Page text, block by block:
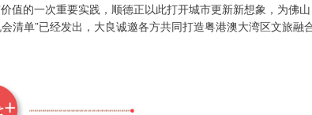
值的一次重要实践，顺德正以此打开城市更新新想象，为佛山
清单”已经发出，大良诚邀各方共同打造粤港澳大湾区文旅融